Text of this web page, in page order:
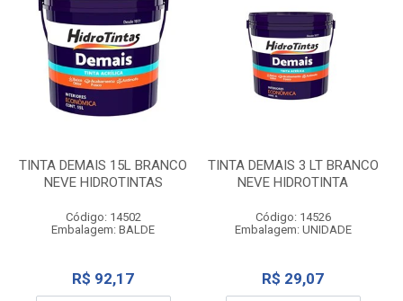
TINTA DEMAIS 15L BRANCO
NEVE HIDROTINTAS
Código: 14502
Embalagem: BALDE
R$ 92,17
TINTA DEMAIS 3 LT BRANCO
NEVE HIDROTINTA
Código: 14526
Embalagem: UNIDADE
R$ 29,07